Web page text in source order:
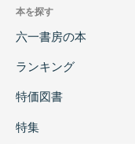
本を探す
六一書房の本
ランキング
特価図書
特集